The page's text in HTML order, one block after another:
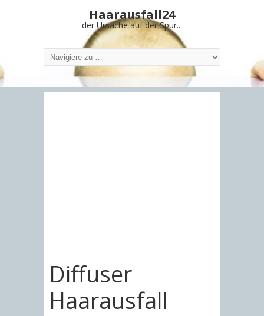
Haarausfall24
der Ursache auf der Spur...
Diffuser
Haarausfall